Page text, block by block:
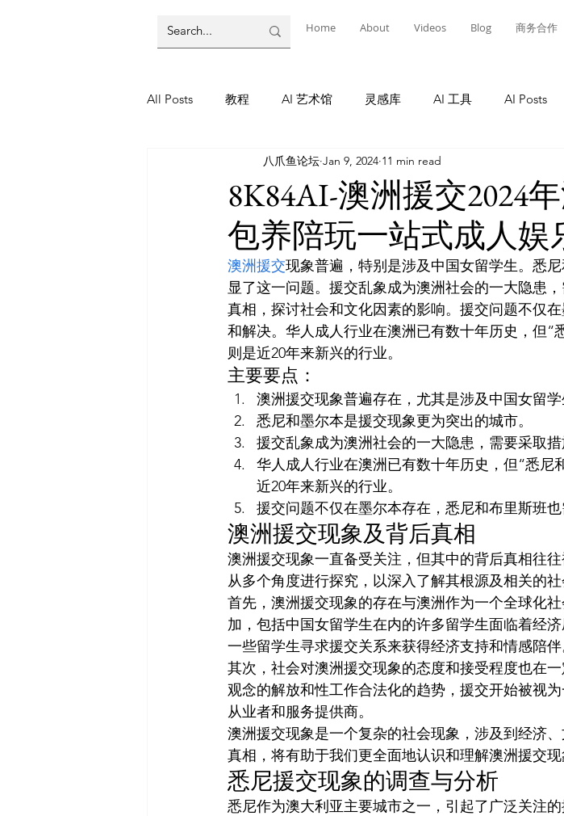
Home About Videos Blog 商务合作
All Posts 教程 AI 艺术馆 灵感库 AI 工具 AI Posts
AI 工具 AI Tool Tutorials
灵感库 AI 新闻 灵感库 教程 AI 工具
8K84AI-澳洲援交2024
包养陪玩一站式成人娱
八爪鱼论坛 Jan 9, 2024 11 min read
澳洲援交现象普遍，特别是涉及中国女留学生。悉
显了这一问题。援交乱象成为澳洲社会的一大隐患
真相，探讨社会和文化因素的影响。援交问题不仅
和解决。华人成人行业在澳洲已有数十年历史，但“
则是近20年来新兴的行业。
主要要点：
澳洲援交现象普遍存在，尤其是涉及中国女留学
悉尼和墨尔本是援交现象更为突出的城市。
援交乱象成为澳洲社会的一大隐患，需要采取措
华人成人行业在澳洲已有数十年历史，但“悉尼
近20年来新兴的行业。
援交问题不仅在墨尔本存在，悉尼和布里斯班也
澳洲援交现象及背后真相
澳洲援交现象一直备受关注，但其中的背后真相往
从多个角度进行探究，以深入了解其根源及相关的社
首先，澳洲援交现象的存在与澳洲作为一个全球化
加，包括中国女留学生在内的许多留学生面临着经
一些留学生寻求援交关系来获得经济支持和情感陪伴
其次，社会对澳洲援交现象的态度和接受程度也在
观念的解放和性工作合法化的趋势，援交开始被视
从业者和服务提供商。
澳洲援交现象是一个复杂的社会现象，涉及到经济
真相，将有助于我们更全面地认识和理解澳洲援交现
悉尼援交现象的调查与分析
悉尼作为澳大利亚主要城市之一，引起了广泛关注